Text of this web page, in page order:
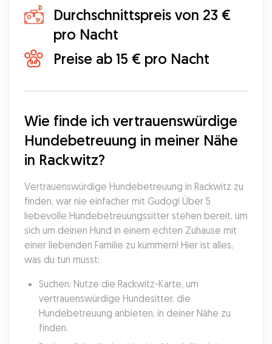
Durchschnittspreis von 23 €
pro Nacht
Preise ab 15 € pro Nacht
Wie finde ich vertrauenswürdige
Hundebetreuung in meiner Nähe
in Rackwitz?
Vertrauenswürdige Hundebetreuung in Rackwitz zu
finden, war nie einfacher mit Gudog! Über 5
liebevolle Hundebetreuungssitter stehen bereit, um
sich um deinen Hund in einem echten Zuhause mit
einer liebenden Familie zu kümmern! Hier ist alles,
was du tun musst:
Suchen: Nutze die Rackwitz-Karte, um
vertrauenswürdige Hundesitter, die
Hundebetreuung anbieten, in deiner Nähe zu
finden.